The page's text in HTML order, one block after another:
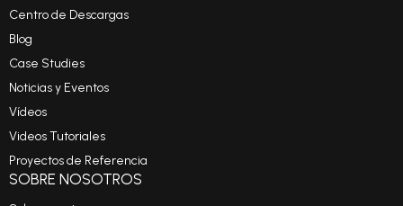
Centro de Descargas
Blog
Case Studies
Noticias y Eventos
Vídeos
Videos Tutoriales
Proyectos de Referencia
SOBRE NOSOTROS